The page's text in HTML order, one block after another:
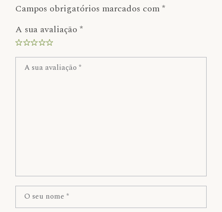
Campos obrigatórios marcados com*
A sua avaliação*